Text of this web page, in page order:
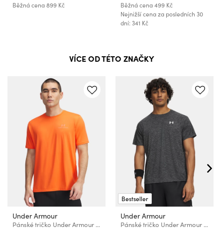
Běžná cena899 Kč Běžná cena499 Kč
Nejnižší cena za posledních 30
dní: 341 Kč
VÍCE OD TÉTO ZNAČKY
Under Armour
Pánské tričko Under Armour Vanish Energy SS
Bestseller
Under Armour
Pánské tričko Under Armour UA Tech Textured SS-BLK